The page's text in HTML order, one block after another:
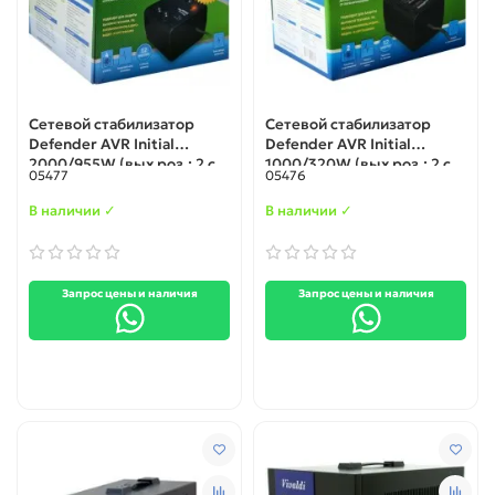
Cетевой стабилизатор
Defender AVR Initial
2000/955W (вых роз.: 2 c
з-змл.; вх 175-285В), box-2
(99017)
05477
В наличии ✓
Запрос цены и наличия
Cетевой стабилизатор
Defender AVR Initial
1000/320W (вых роз.: 2 c
з-змл.; вх 175-285В), box-4
(99018)
05476
В наличии ✓
Запрос цены и наличия